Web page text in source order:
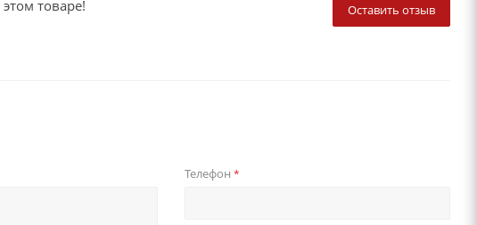
Оставить отзыв
товаре!
Телефон *